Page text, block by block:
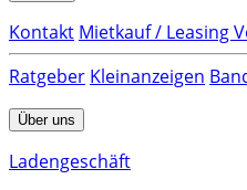
Kontakt Mietkauf / Leasing
Ratgeber Kleinanzeigen
Über uns
Ladengeschäft